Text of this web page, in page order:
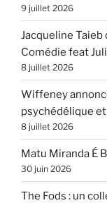
9 juillet 2026
Jacqueline
Comédie feat
8 juillet 2026
Wiffeney
psychédélique
8 juillet 2026
Matu Miranda É
30 juin 2026
The Fods : un